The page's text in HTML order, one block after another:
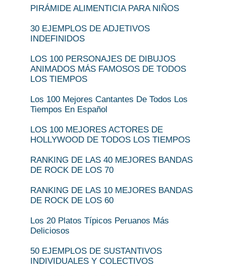
PIRÁMIDE ALIMENTICIA PARA NIÑOS
30 EJEMPLOS DE ADJETIVOS
INDEFINIDOS
LOS 100 PERSONAJES DE DIBUJOS
ANIMADOS MÁS FAMOSOS DE TODOS
LOS TIEMPOS
Los 100 Mejores Cantantes De Todos Los
Tiempos En Español
LOS 100 MEJORES ACTORES DE
HOLLYWOOD DE TODOS LOS TIEMPOS
RANKING DE LAS 40 MEJORES BANDAS
DE ROCK DE LOS 70
RANKING DE LAS 10 MEJORES BANDAS
DE ROCK DE LOS 60
Los 20 Platos Típicos Peruanos Más
Deliciosos
50 EJEMPLOS DE SUSTANTIVOS
INDIVIDUALES Y COLECTIVOS